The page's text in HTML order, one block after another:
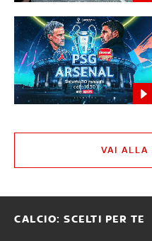
VAI ALLA
CALCIO: SCELTI PER TE